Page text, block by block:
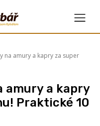
na amury a kapry za super
amury a kapry
Praktické 10